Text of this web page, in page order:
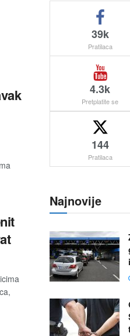
39k
Pratilaca
4.3k
Pretplatite se
144
Pratilaca
Najnovije